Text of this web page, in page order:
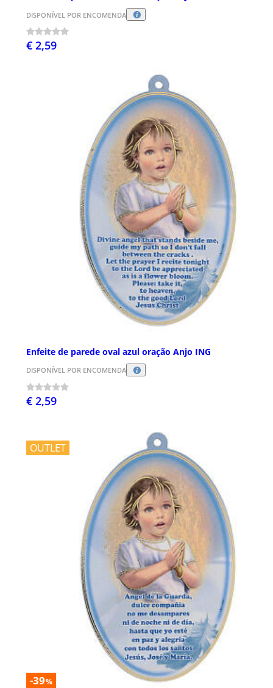
DISPONÍVEL POR ENCOMENDA
€ 2,59
Enfeite de parede oval azul oração Anjo ING
DISPONÍVEL POR ENCOMENDA
€ 2,59
OUTLET
-39%